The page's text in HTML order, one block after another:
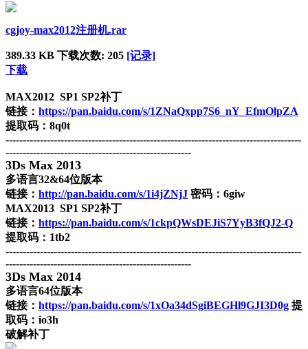
cgjoy-max2012注册机.rar
389.33 KB 下载次数: 205 [记录]
下载
MAX2012 SP1 SP2补丁
链接： https://pan.baidu.com/s/1ZNaQxpp7S6_nY_EfmOlpZA
提取码：8q0t
--------------------------------------------------------------------------------------
------------------------------------------------------
3Ds Max 2013
多语言32&64位版本
链接： http://pan.baidu.com/s/1i4jZNjJ 密码：6giw
MAX2013 SP1 SP2补丁
链接： https://pan.baidu.com/s/1ckpQWsDEJiS7YyB3fQJ2-Q
提取码：1tb2
--------------------------------------------------------------------------------------
------------------------------------------------------
3Ds Max 2014
多语言64位版本
链接： https://pan.baidu.com/s/1xOa34dSgiBEGHl9GJI3D0g 提
取码：io3h
破解补丁